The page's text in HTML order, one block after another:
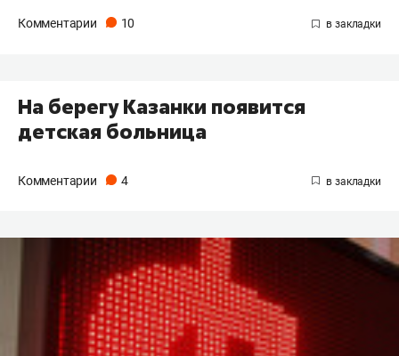
Комментарии 10
На берегу Казанки появится
детская больница
Комментарии 4